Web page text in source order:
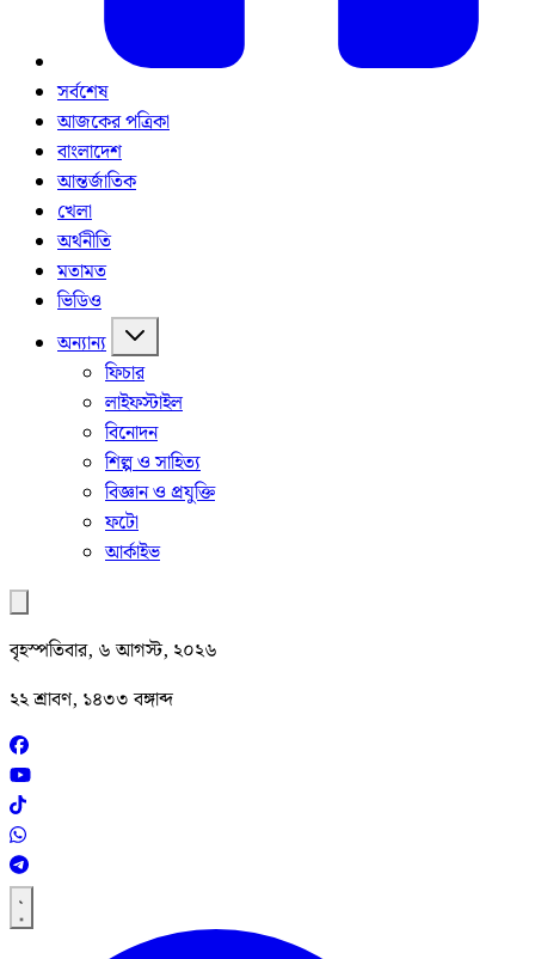
সর্বশেষ
আজকের পত্রিকা
বাংলাদেশ
আন্তর্জাতিক
খেলা
অর্থনীতি
মতামত
ভিডিও
অন্যান্য
ফিচার
লাইফস্টাইল
বিনোদন
শিল্প ও সাহিত্য
বিজ্ঞান ও প্রযুক্তি
ফটো
আর্কাইভ
বৃহস্পতিবার, ৬ আগস্ট, ২০২৬
২২ শ্রাবণ, ১৪৩৩ বঙ্গাব্দ